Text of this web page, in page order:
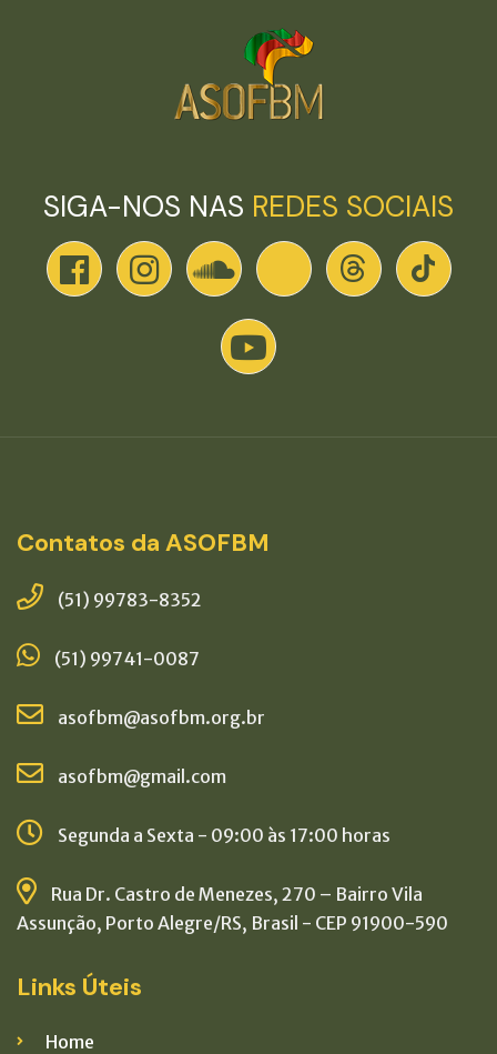
SIGA-NOS NAS REDES SOCIAIS
Contatos da ASOFBM
(51) 99783-8352
(51) 99741-0087
asofbm@asofbm.org.br
asofbm@gmail.com
Segunda a Sexta - 09:00 às 17:00 horas
Rua Dr. Castro de Menezes, 270 – Bairro Vila
Assunção, Porto Alegre/RS, Brasil - CEP 91900-590
Links Úteis
Home